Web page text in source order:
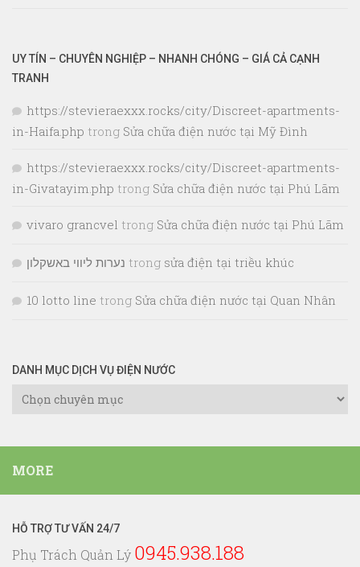
UY TÍN – CHUYÊN NGHIỆP – NHANH CHÓNG – GIÁ CẢ CẠNH
TRANH
https://stevieraexxx.rocks/city/Discreet-apartments-
in-Haifa.php trong Sửa chữa điện nước tại Mỹ Đình
https://stevieraexxx.rocks/city/Discreet-apartments-
in-Givatayim.php trong Sửa chữa điện nước tại Phú Lãm
vivaro grancvel trong Sửa chữa điện nước tại Phú Lãm
נערות ליווי באשקלון trong sửa điện tại triều khúc
10 lotto line trong Sửa chữa điện nước tại Quan Nhân
DANH MỤC DỊCH VỤ ĐIỆN NƯỚC
Danh
Vụ
Điện
MORE
HỖ TRỢ TƯ VẤN 24/7
Phụ Trách Quản Lý 0945.938.188